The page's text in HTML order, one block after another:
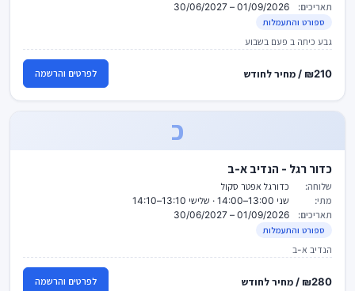
תאריכים:
01/09/2026 – 30/06/2027
ספורט והתעמלות
גבע כיתה ב פעם בשבוע
₪210 / מחיר לחודש לפרטים והרשמה
כ
כדור רגל - הנדיב א-ב
שלוחה:
כדורגל אפטר סקול
מתי:
שני 13:00–14:00 · שלישי 13:10–14:10
תאריכים:
01/09/2026 – 30/06/2027
ספורט והתעמלות
הנדיב א-ב
₪280 / מחיר לחודש לפרטים והרשמה